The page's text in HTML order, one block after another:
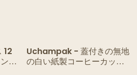
ス
Uchampak - 蓋付きの無地
の白い紙製コーヒーカップ